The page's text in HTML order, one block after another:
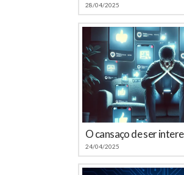
28/04/2025
24/04/2025